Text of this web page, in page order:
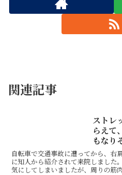
関連記事
ストレ
らえて
もなり
自転車で交通事故に遭ってから、右
に知人から紹介されて来院しました
気にしてしまいましたが、周りの筋